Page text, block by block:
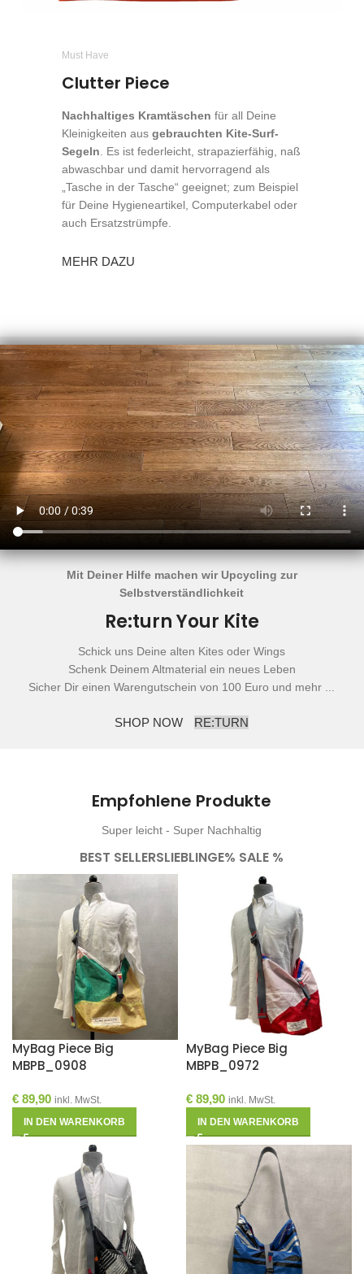
Must Have
Clutter Piece
Nachhaltiges Kramtäschen für all Deine
Kleinigkeiten aus gebrauchten Kite-Surf-
Segeln. Es ist federleicht, strapazierfähig, naß
abwaschbar und damit hervorragend als
„Tasche in der Tasche“ geeignet; zum Beispiel
für Deine Hygieneartikel, Computerkabel oder
auch Ersatzstrümpfe.
MEHR DAZU
Mit Deiner Hilfe machen wir Upcycling zur
Selbstverständlichkeit
Re:turn Your Kite
Schick uns Deine alten Kites oder Wings
Schenk Deinem Altmaterial ein neues Leben
Sicher Dir einen Warengutschein von 100 Euro und mehr ...
SHOP NOW RE:TURN
Empfohlene Produkte
Super leicht - Super Nachhaltig
BEST SELLERSLIEBLINGE% SALE %
MyBag Piece Big
MBPB_0908
€ 89,90 inkl. MwSt.
IN DEN WARENKORB
MyBag Piece Big
MBPB_0972
€89,90 inkl. MwSt.
IN DEN WARENKORB